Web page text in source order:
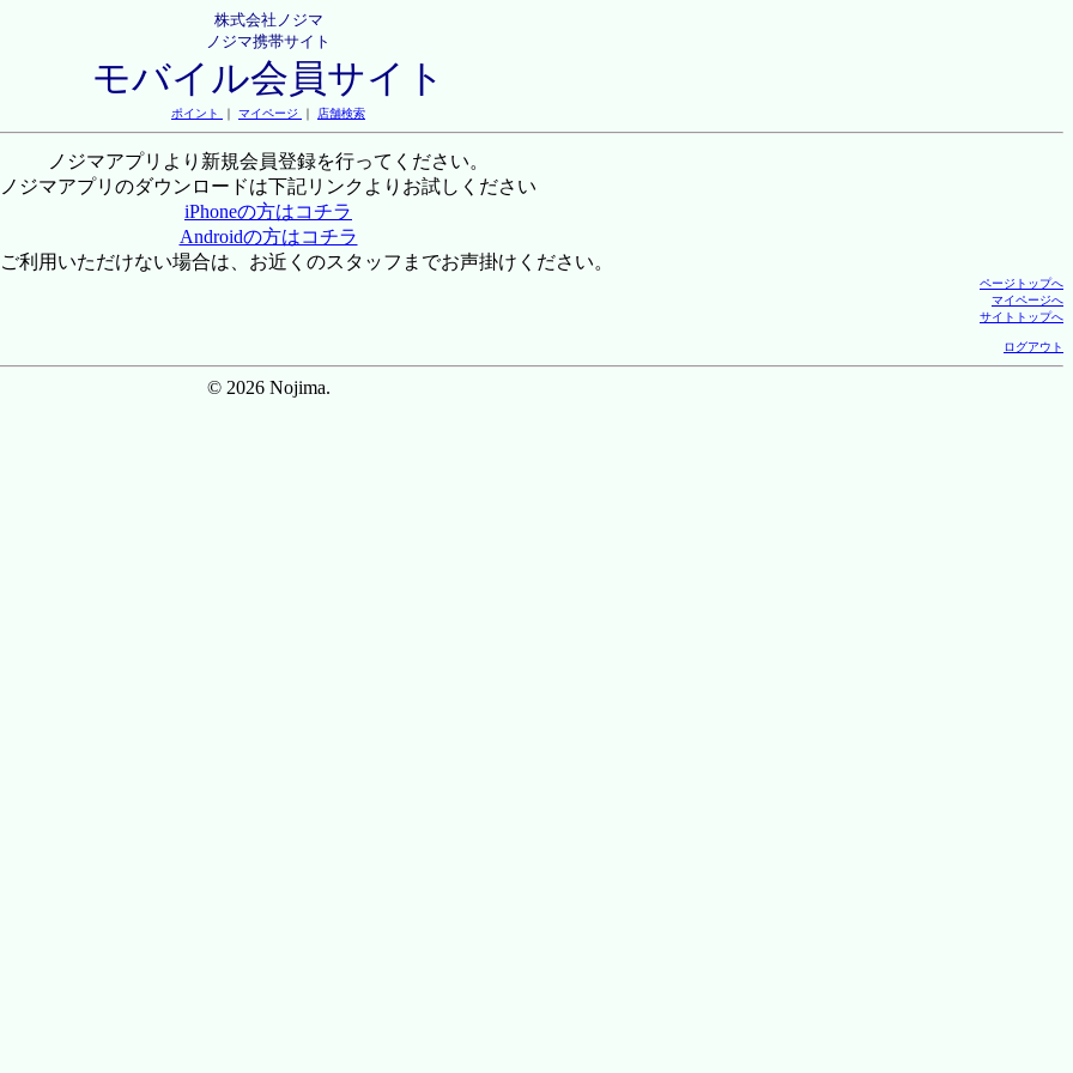
株式会社ノジマ
ノジマ携帯サイト
モバイル会員サイト
ポイント ｜ マイページ ｜ 店舗検索
ノジマアプリより新規会員登録を行ってください。
ノジマアプリのダウンロードは下記リンクよりお試しください
iPhoneの方はコチラ
Androidの方はコチラ
利用いただけない場合は、お近くのスタッフまでお声掛けください。
ページトップへ
マイページへ
サイトトップへ
ログアウト
© 2026 Nojima.